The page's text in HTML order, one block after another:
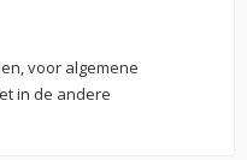
voor algemene
in de andere